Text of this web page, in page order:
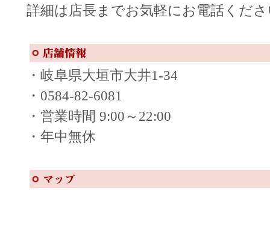
詳細は店長までお気軽にお電話くだ
・岐阜県大垣市大井1-34
・0584-82-6081
・営業時間 9:00～22:00
・年中無休